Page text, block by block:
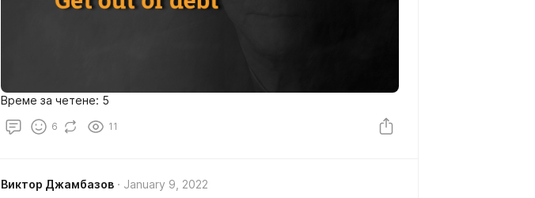
Време за четене: 5
6 11
Виктор Джамбазов January 9, 2022